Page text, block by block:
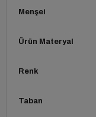
Menşei
Ürün Materyal
Renk
Taban